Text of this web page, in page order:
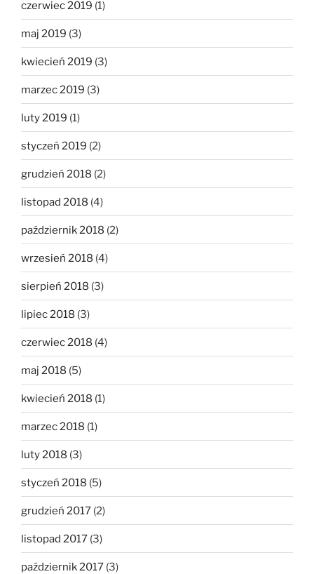
czerwiec 2019 (1)
maj 2019 (3)
kwiecień 2019 (3)
marzec 2019 (3)
luty 2019 (1)
styczeń 2019 (2)
grudzień 2018 (2)
listopad 2018 (4)
październik 2018 (2)
wrzesień 2018 (4)
sierpień 2018 (3)
lipiec 2018 (3)
czerwiec 2018 (4)
maj 2018 (5)
kwiecień 2018 (1)
marzec 2018 (1)
luty 2018 (3)
styczeń 2018 (5)
grudzień 2017 (2)
listopad 2017 (3)
październik 2017 (3)